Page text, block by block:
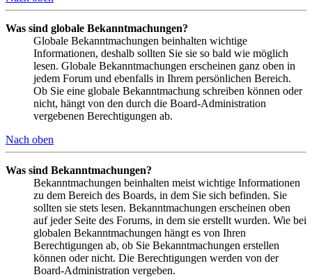
Was sind globale Bekanntmachungen?
Globale Bekanntmachungen beinhalten wichtige
Informationen, deshalb sollten Sie sie so bald wie möglich
lesen. Globale Bekanntmachungen erscheinen ganz oben in
jedem Forum und ebenfalls in Ihrem persönlichen Bereich.
Ob Sie eine globale Bekanntmachung schreiben können oder
nicht, hängt von den durch die Board-Administration
vergebenen Berechtigungen ab.
Nach oben
Was sind Bekanntmachungen?
Bekanntmachungen beinhalten meist wichtige Informationen
zu dem Bereich des Boards, in dem Sie sich befinden. Sie
sollten sie stets lesen. Bekanntmachungen erscheinen oben
auf jeder Seite des Forums, in dem sie erstellt wurden. Wie bei
globalen Bekanntmachungen hängt es von Ihren
Berechtigungen ab, ob Sie Bekanntmachungen erstellen
können oder nicht. Die Berechtigungen werden von der
Board-Administration vergeben.